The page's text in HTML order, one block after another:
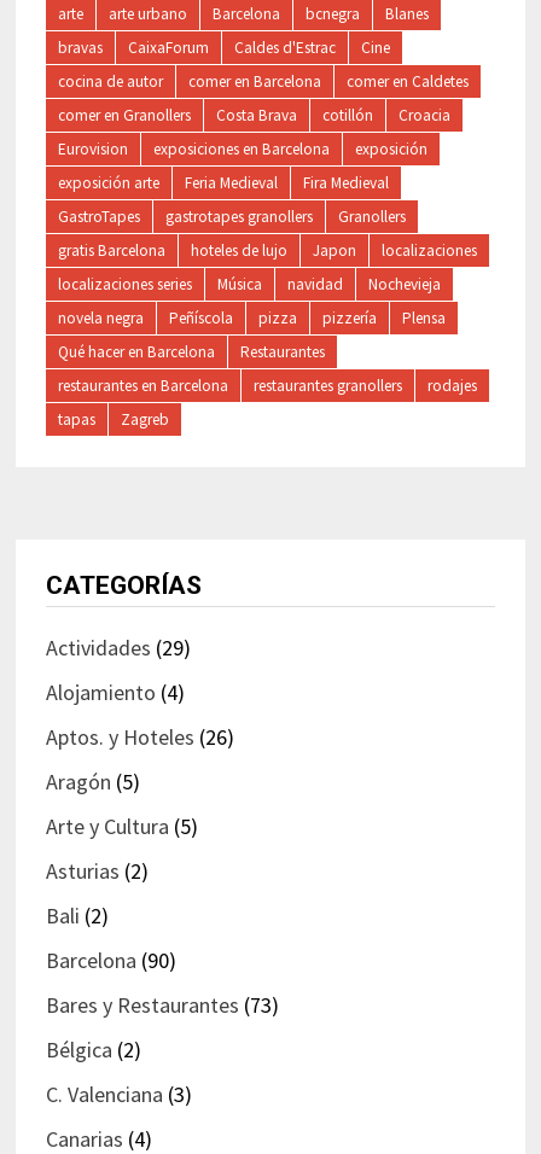
arte arte urbano Barcelona bcnegra
Blanes
bravas
CaixaForum Caldes d'Estrac
Cine
cocina de autor
comer en Barcelona
comer en Caldetes
comer en Granollers
Costa Brava cotillón
Croacia
Eurovision
exposiciones en Barcelona
exposición
exposición arte
Feria Medieval
Fira Medieval
GastroTapes
gastrotapes granollers
Granollers
gratis Barcelona
hoteles de lujo Japon
localizaciones
localizaciones series
Música navidad
Nochevieja
novela negra
Peñíscola pizza pizzería
Plensa
Qué hacer en Barcelona
Restaurantes
restaurantes en Barcelona
restaurantes granollers
rodajes
tapas
Zagreb
CATEGORÍAS
Actividades (29)
Alojamiento (4)
Aptos. y Hoteles (26)
Aragón (5)
Arte y Cultura (5)
Asturias (2)
Bali (2)
Barcelona (90)
Bares y Restaurantes (73)
Bélgica (2)
C. Valenciana (3)
Canarias (4)